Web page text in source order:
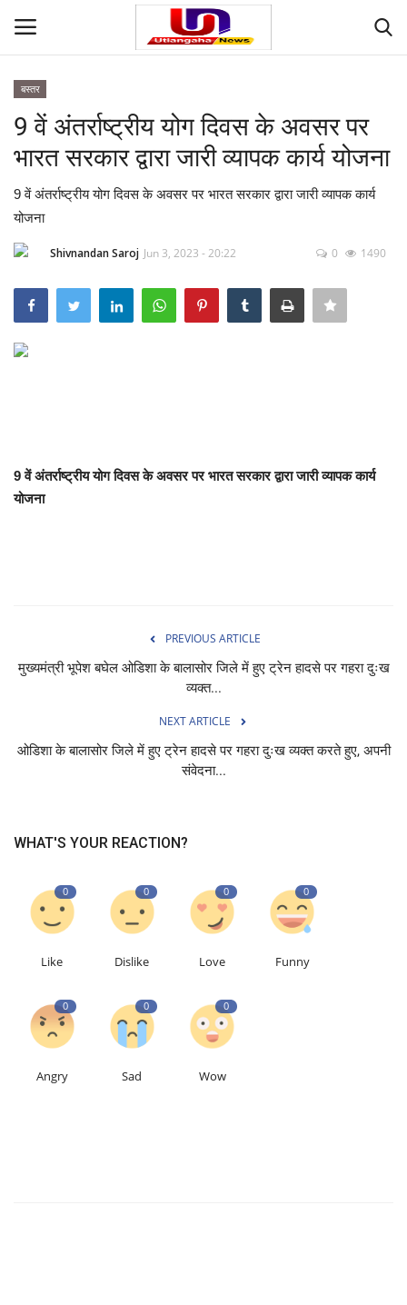
Home
Contact
देश
मनोरंजन
राज्य
टेक न्यूज
बस्तर
9 वें अंतर्राष्ट्रीय योग दिवस के अवसर पर
भारत सरकार द्वारा जारी व्यापक कार्य योजना
9 वें अंतर्राष्ट्रीय योग दिवस के अवसर पर भारत सरकार द्वारा जारी व्यापक कार्य
योजना
Shivnandan Saroj Jun 3, 2023 - 20:22 0 1490
9 वें अंतर्राष्ट्रीय योग दिवस के अवसर पर भारत सरकार द्वारा जारी व्यापक कार्य
योजना
PREVIOUS ARTICLE
मुख्यमंत्री भूपेश बघेल ओडिशा के बालासोर जिले में हुए ट्रेन हादसे पर गहरा दुःख
व्यक्त...
NEXT ARTICLE
ओडिशा के बालासोर जिले में हुए ट्रेन हादसे पर गहरा दुःख व्यक्त करते हुए, अपनी
संवेदना...
WHAT'S YOUR REACTION?
0
Like
0
Dislike
0
Love
0
Funny
0
Angry
0
Sad
0
Wow